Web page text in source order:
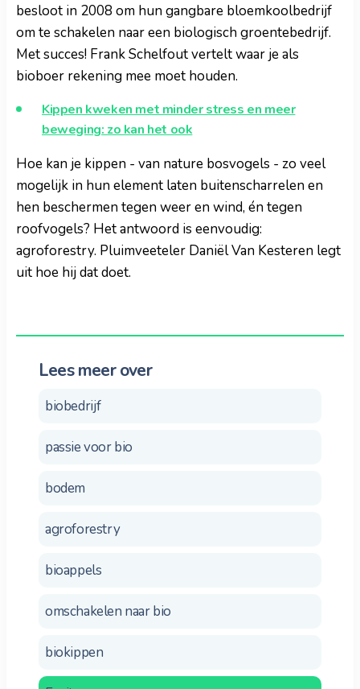
besloot in 2008 om hun gangbare bloemkoolbedrijf
om te schakelen naar een biologisch groentebedrijf.
Met succes! Frank Schelfout vertelt waar je als
bioboer rekening mee moet houden.
Kippen kweken met minder stress en meer
beweging: zo kan het ook
Hoe kan je kippen - van nature bosvogels - zo veel
mogelijk in hun element laten buitenscharrelen en
hen beschermen tegen weer en wind, én tegen
roofvogels? Het antwoord is eenvoudig:
agroforestry. Pluimveeteler Daniël Van Kesteren legt
uit hoe hij dat doet.
Lees meer over
biobedrijf
passie voor bio
bodem
agroforestry
bioappels
omschakelen naar bio
biokippen